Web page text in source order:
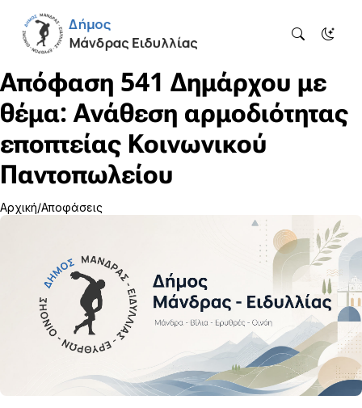
Απόφαση 541 Δημάρχου με
θέμα: Ανάθεση αρμοδιότητας
εποπτείας Κοινωνικού
Παντοπωλείου
Αρχική Αποφάσεις